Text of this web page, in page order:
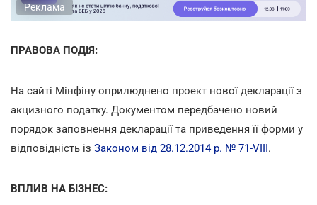
Реклама
ПРАВОВА ПОДІЯ:
На сайті Мінфіну оприлюднено проект нової декларації з
акцизного податку. Документом передбачено новий
порядок заповнення декларації та приведення її форми у
відповідність із Законом від 28.12.2014 р. № 71-VIII.
ВПЛИВ НА БІЗНЕС: